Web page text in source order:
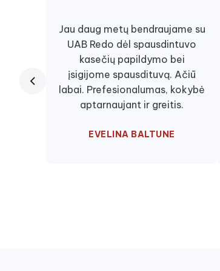
Jau daug metų bendraujame su
UAB Redo dėl spausdintuvo
kasečių papildymo bei
įsigijome spausdituvą. Ačiū
labai. Prefesionalumas, kokybė
aptarnaujant ir greitis.
EVELINA BALTUNE